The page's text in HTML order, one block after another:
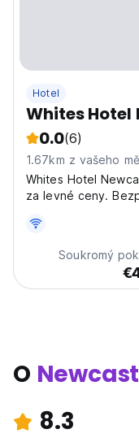
Hotel
Whites Hotel
0.0(6)
1.67km z vašeho
Whites Hotel
za levné ceny.
ve vstupní hale
Soukromý
O
8.3